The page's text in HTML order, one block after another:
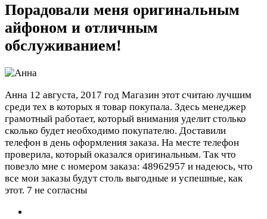
Порадовали меня оригинальным
айфоном и отличным
обслуживанием!
Анна 12 августа, 2017 год Магазин этот считаю лучшим
среди тех в которых я товар покупала. Здесь менеджер
грамотный работает, который внимания уделит столько
сколько будет необходимо покупателю. Доставили
телефон в день оформления заказа. На месте телефон
проверила, который оказался оригинальным. Так что
повезло мне с номером заказа: 48962957 и надеюсь, что
все мои заказы будут столь выгодные и успешные, как
этот. 7 не согласны